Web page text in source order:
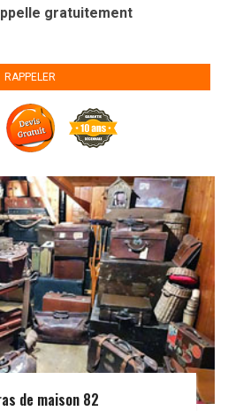
gratuitement
de maison 82